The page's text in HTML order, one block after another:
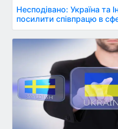
Несподівано: Україна та
посилити співпрацю в